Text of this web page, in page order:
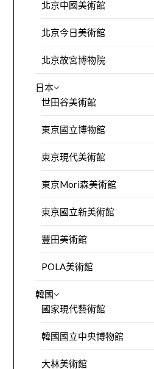
北京中國美術館
北京今日美術館
北京故宮博物院
日本
世田谷美術館
東京國立博物館
東京現代美術館
東京Mori森美術館
東京國立新美術館
豐田美術館
POLA美術館
韓國
國家現代藝術館
韓國國立中央博物館
大林美術館